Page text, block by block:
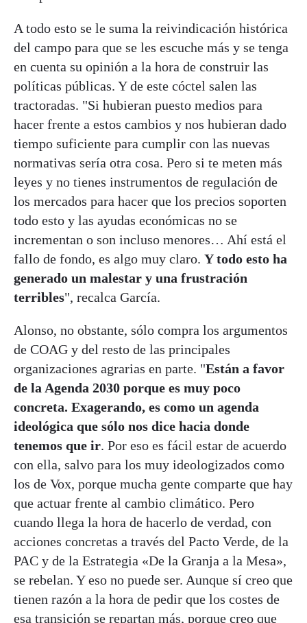
A todo esto se le suma la reivindicación histórica
del campo para que se les escuche más y se tenga
en cuenta su opinión a la hora de construir las
políticas públicas. Y de este cóctel salen las
tractoradas. "Si hubieran puesto medios para
hacer frente a estos cambios y nos hubieran dado
tiempo suficiente para cumplir con las nuevas
normativas sería otra cosa. Pero si te meten más
leyes y no tienes instrumentos de regulación de
los mercados para hacer que los precios soporten
todo esto y las ayudas económicas no se
incrementan o son incluso menores… Ahí está el
fallo de fondo, es algo muy claro. Y todo esto ha
generado un malestar y una frustración
terribles", recalca García.
Alonso, no obstante, sólo compra los argumentos
de COAG y del resto de las principales
organizaciones agrarias en parte. "Están a favor
de la Agenda 2030 porque es muy poco
concreta. Exagerando, es como un agenda
ideológica que sólo nos dice hacia donde
tenemos que ir. Por eso es fácil estar de acuerdo
con ella, salvo para los muy ideologizados como
los de Vox, porque mucha gente comparte que hay
que actuar frente al cambio climático. Pero
cuando llega la hora de hacerlo de verdad, con
acciones concretas a través del Pacto Verde, de la
PAC y de la Estrategia «De la Granja a la Mesa»,
se rebelan. Y eso no puede ser. Aunque sí creo que
tienen razón a la hora de pedir que los costes de
esa transición se repartan más, porque creo que